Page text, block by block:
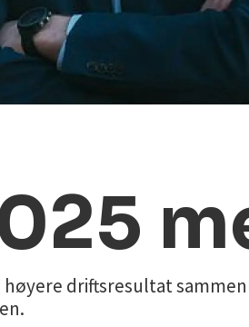
driftsresultat